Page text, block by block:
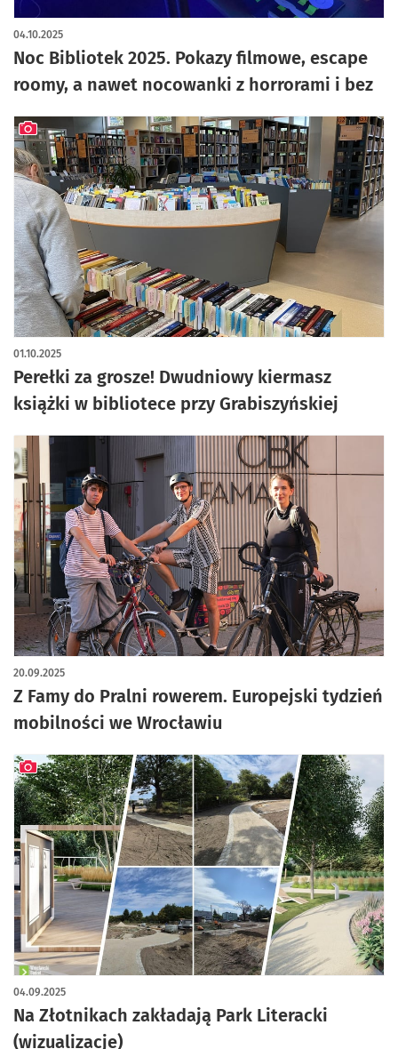
Noc Bibliotek 2025. Pokazy filmowe, escape
roomy, a nawet nocowanki z horrorami i bez
04.10.2025
Perełki za grosze! Dwudniowy kiermasz
książki w bibliotece przy Grabiszyńskiej
01.10.2025
artykuł z galerią zdjęć
Z Famy do Pralni rowerem. Europejski tydzień
mobilności we Wrocławiu
20.09.2025
Na Złotnikach zakładają Park Literacki
(wizualizacje)
04.09.2025
artykuł z galerią zdjęć